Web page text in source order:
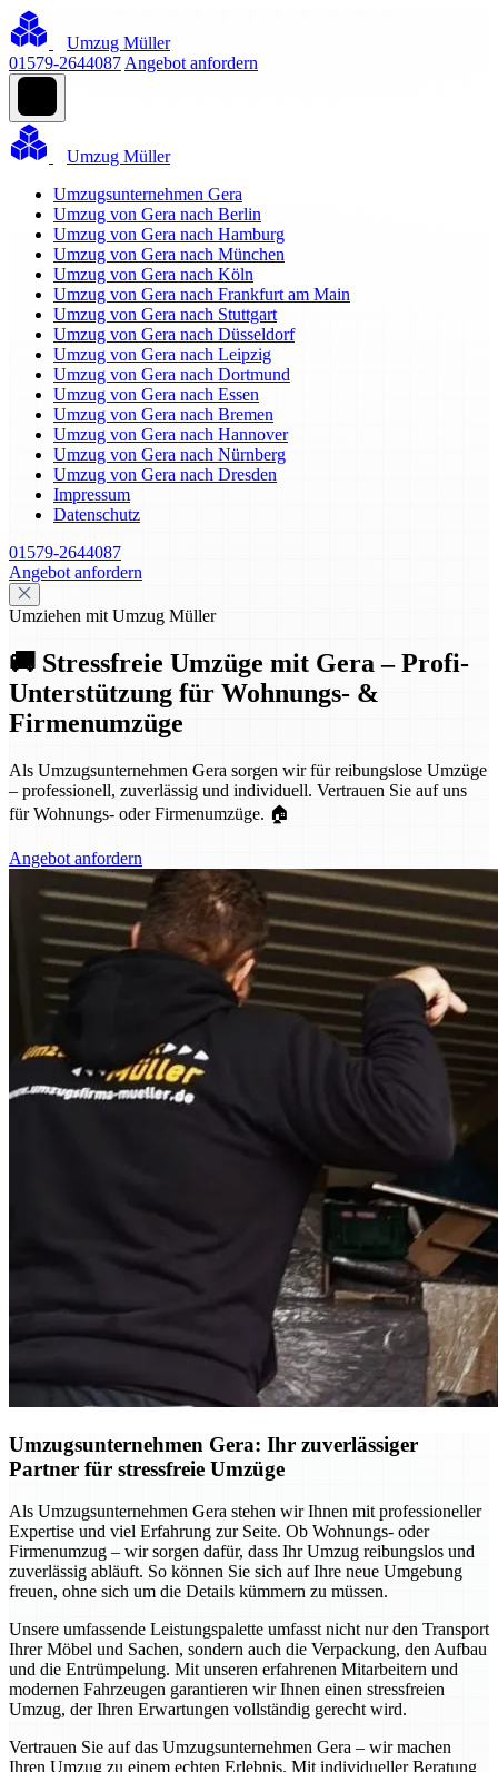
Umzug Müller
01579-2644087 Angebot anfordern
Umzug Müller
Umzugsunternehmen Gera
Umzug von Gera nach Berlin
Umzug von Gera nach Hamburg
Umzug von Gera nach München
Umzug von Gera nach Köln
Umzug von Gera nach Frankfurt am Main
Umzug von Gera nach Stuttgart
Umzug von Gera nach Düsseldorf
Umzug von Gera nach Leipzig
Umzug von Gera nach Dortmund
Umzug von Gera nach Essen
Umzug von Gera nach Bremen
Umzug von Gera nach Hannover
Umzug von Gera nach Nürnberg
Umzug von Gera nach Dresden
Impressum
Datenschutz
01579-2644087
Angebot anfordern
Umziehen mit Umzug Müller
🚚 Stressfreie Umzüge mit Gera – Profi-
Unterstützung für Wohnungs- &
Firmenumzüge
Als Umzugsunternehmen Gera sorgen wir für reibungslose Umzüge
– professionell, zuverlässig und individuell. Vertrauen Sie auf uns
für Wohnungs- oder Firmenumzüge. 🏠
Angebot anfordern
Umzugsunternehmen Gera: Ihr zuverlässiger
Partner für stressfreie Umzüge
Als Umzugsunternehmen Gera stehen wir Ihnen mit professioneller
Expertise und viel Erfahrung zur Seite. Ob Wohnungs- oder
Firmenumzug – wir sorgen dafür, dass Ihr Umzug reibungslos und
zuverlässig abläuft. So können Sie sich auf Ihre neue Umgebung
freuen, ohne sich um die Details kümmern zu müssen.
Unsere umfassende Leistungspalette umfasst nicht nur den Transport
Ihrer Möbel und Sachen, sondern auch die Verpackung, den Aufbau
und die Entrümpelung. Mit unseren erfahrenen Mitarbeitern und
modernen Fahrzeugen garantieren wir Ihnen einen stressfreien
Umzug, der Ihren Erwartungen vollständig gerecht wird.
Vertrauen Sie auf das Umzugsunternehmen Gera – wir machen
Ihren Umzug zu einem echten Erlebnis. Mit individueller Beratung